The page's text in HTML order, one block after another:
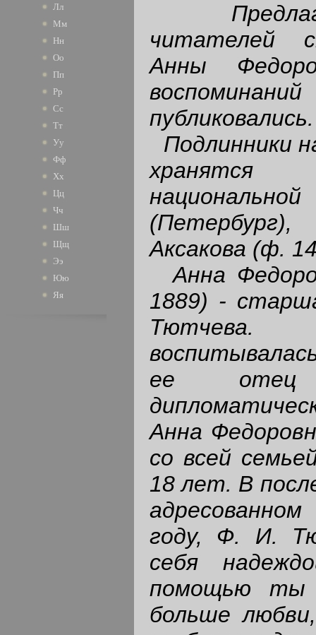
Лл
Мм
Нн
Оо
Пп
Рр
Сс
Тт
Уу
Фф
Хх
Цц
Чч
Шш
Щщ
Ээ
Юю
Яя
читателей
Анны
публиковались.
Подлинники
хранятся
Аксакова (ф.
Анна
1889) -
ее отец
Анна
со всей
18 лет. В
году, Ф. И.
себя
помощью ты
больше